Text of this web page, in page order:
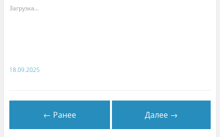
Загрузка...
18.09.2025
← Ранее Далее →